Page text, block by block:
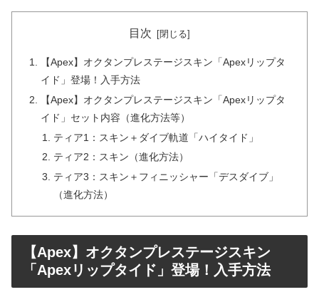
目次
【Apex】オクタンプレステージスキン「Apexリップタ
イド」登場！入手方法
【Apex】オクタンプレステージスキン「Apexリップタ
イド」セット内容（進化方法等）
ティア1：スキン＋ダイブ軌道「ハイタイド」
ティア2：スキン（進化方法）
ティア3：スキン＋フィニッシャー「デスダイブ」
（進化方法）
【Apex】オクタンプレステージスキン
「Apexリップタイド」登場！入手方法